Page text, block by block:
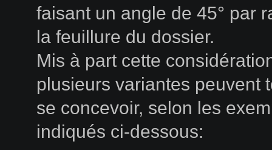
faisant un angle de 45° par
la feuillure du dossier.
Mis à part cette
plusieurs variantes peuvent
se concevoir, selon les
indiqués ci-dessous: